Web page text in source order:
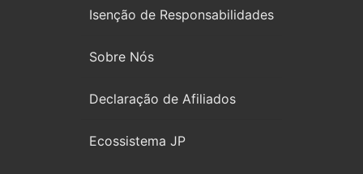
Isenção de Responsabilidades
Sobre Nós
Declaração de Afiliados
Ecossistema JP